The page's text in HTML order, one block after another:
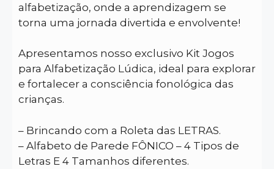
alfabetização, onde a aprendizagem se
torna uma jornada divertida e envolvente!
Apresentamos nosso exclusivo Kit Jogos
para Alfabetização Lúdica, ideal para explorar
e fortalecer a consciência fonológica das
crianças.
– Brincando com a Roleta das LETRAS.
– Alfabeto de Parede FÔNICO – 4 Tipos de
Letras E 4 Tamanhos diferentes.